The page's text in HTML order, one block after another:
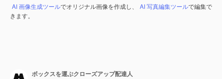
AI 画像生成ツールでオリジナル画像を作成し、 AI 写真編集ツールで編集で
きます。
ボックスを運ぶクローズアップ配達人